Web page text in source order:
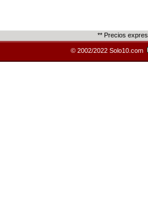
** Precios
© 2002/2022 Solo10.com